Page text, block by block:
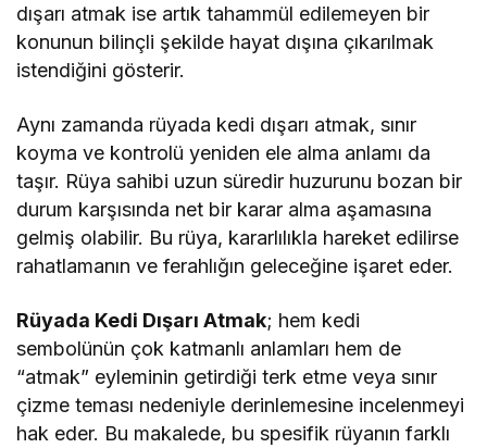
dışarı atmak ise artık tahammül edilemeyen bir
konunun bilinçli şekilde hayat dışına çıkarılmak
istendiğini gösterir.
Aynı zamanda rüyada kedi dışarı atmak, sınır
koyma ve kontrolü yeniden ele alma anlamı da
taşır. Rüya sahibi uzun süredir huzurunu bozan bir
durum karşısında net bir karar alma aşamasına
gelmiş olabilir. Bu rüya, kararlılıkla hareket edilirse
rahatlamanın ve ferahlığın geleceğine işaret eder.
Rüyada Kedi Dışarı Atmak; hem kedi
sembolünün çok katmanlı anlamları hem de
“atmak” eyleminin getirdiği terk etme veya sınır
çizme teması nedeniyle derinlemesine incelenmeyi
hak eder. Bu makalede, bu spesifik rüyanın farklı